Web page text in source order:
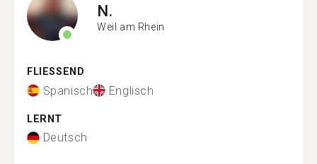
N.
Weil am Rhein
FLIESSEND
Spanisch Englisch
LERNT
Deutsch